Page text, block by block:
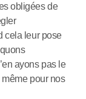
obligées de
cela leur pose
ayons pas le
pour nos